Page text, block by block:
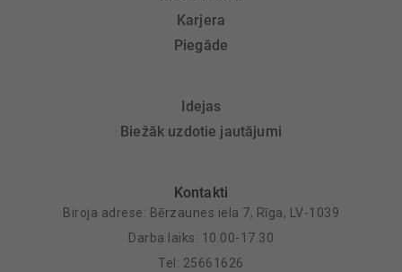
Karjera
Piegāde
Idejas
Biežāk uzdotie jautājumi
Kontakti
Biroja adrese: Bērzaunes iela 7, Rīga, LV-1039
Darba laiks: 10.00-17.30
Tel: 25661626